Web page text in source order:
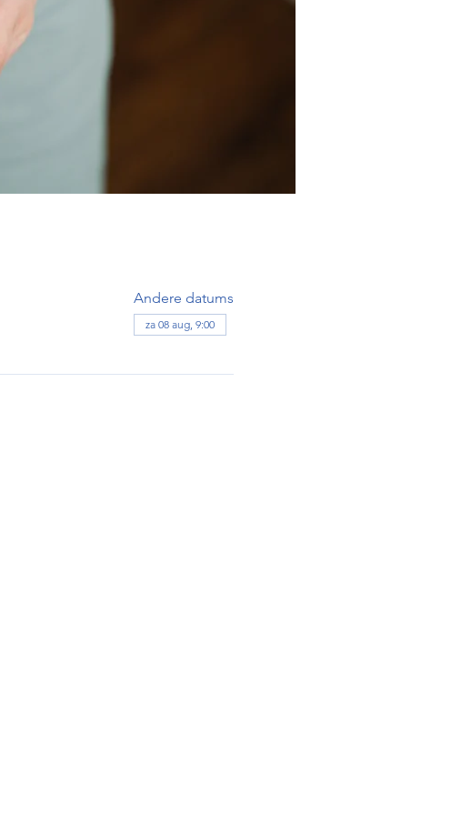
Andere datums
za 08 aug, 9:00